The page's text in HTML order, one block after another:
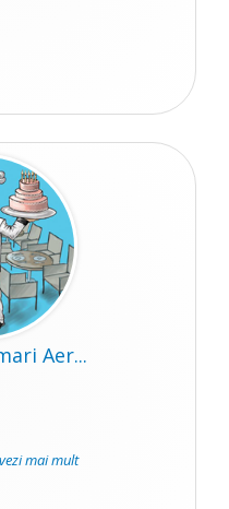
Aer...
vezi mai mult